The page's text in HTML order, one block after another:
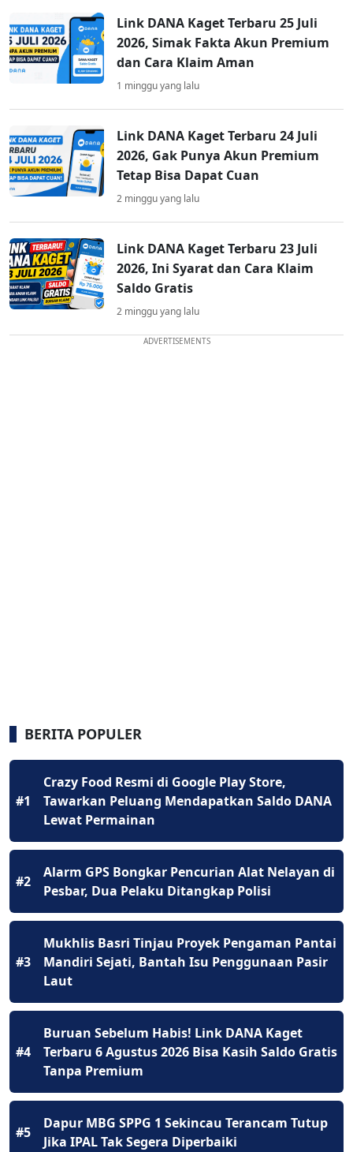
Link DANA Kaget Terbaru 25 Juli
2026, Simak Fakta Akun Premium
dan Cara Klaim Aman
1 minggu yang lalu
Link DANA Kaget Terbaru 24 Juli
2026, Gak Punya Akun Premium
Tetap Bisa Dapat Cuan
2 minggu yang lalu
Link DANA Kaget Terbaru 23 Juli
2026, Ini Syarat dan Cara Klaim
Saldo Gratis
2 minggu yang lalu
ADVERTISEMENTS
BERITA POPULER
#1
Crazy Food Resmi di Google Play Store,
Tawarkan Peluang Mendapatkan Saldo DANA
Lewat Permainan
#2
Alarm GPS Bongkar Pencurian Alat Nelayan di
Pesbar, Dua Pelaku Ditangkap Polisi
#3
Mukhlis Basri Tinjau Proyek Pengaman Pantai
Mandiri Sejati, Bantah Isu Penggunaan Pasir
Laut
#4
Buruan Sebelum Habis! Link DANA Kaget
Terbaru 6 Agustus 2026 Bisa Kasih Saldo Gratis
Tanpa Premium
#5
Dapur MBG SPPG 1 Sekincau Terancam Tutup
Jika IPAL Tak Segera Diperbaiki